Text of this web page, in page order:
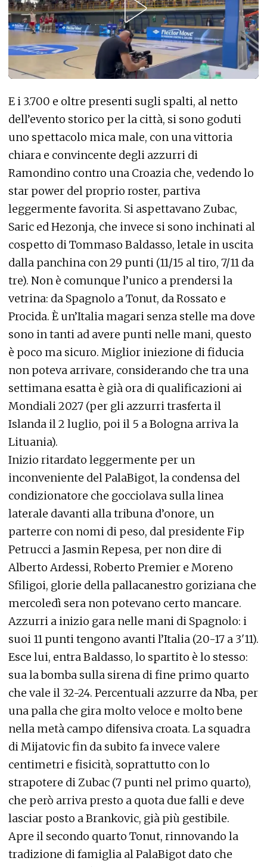
E i 3.700 e oltre presenti sugli spalti, al netto
dell’evento storico per la città, si sono goduti
uno spettacolo mica male, con una vittoria
chiara e convincente degli azzurri di
Ramondino contro una Croazia che, vedendo lo
star power del proprio roster, partiva
leggermente favorita. Si aspettavano Zubac,
Saric ed Hezonja, che invece si sono inchinati al
cospetto di Tommaso Baldasso, letale in uscita
dalla panchina con 29 punti (11/15 al tiro, 7/11 da
tre). Non è comunque l’unico a prendersi la
vetrina: da Spagnolo a Tonut, da Rossato e
Procida. È un’Italia magari senza stelle ma dove
sono in tanti ad avere punti nelle mani, questo
è poco ma sicuro. Miglior iniezione di fiducia
non poteva arrivare, considerando che tra una
settimana esatta è già ora di qualificazioni ai
Mondiali 2027 (per gli azzurri trasferta il
Islanda il 2 luglio, poi il 5 a Bologna arriva la
Lituania).
Inizio ritardato leggermente per un
inconveniente del PalaBigot, la condensa del
condizionatore che gocciolava sulla linea
laterale davanti alla tribuna d’onore, un
parterre con nomi di peso, dal presidente Fip
Petrucci a Jasmin Repesa, per non dire di
Alberto Ardessi, Roberto Premier e Moreno
Sfiligoi, glorie della pallacanestro goriziana che
mercoledì sera non potevano certo mancare.
Azzurri a inizio gara nelle mani di Spagnolo: i
suoi 11 punti tengono avanti l’Italia (20-17 a 3'11).
Esce lui, entra Baldasso, lo spartito è lo stesso:
sua la bomba sulla sirena di fine primo quarto
che vale il 32-24. Percentuali azzurre da Nba, per
una palla che gira molto veloce e molto bene
nella metà campo difensiva croata. La squadra
di Mijatovic fin da subito fa invece valere
centimetri e fisicità, soprattutto con lo
strapotere di Zubac (7 punti nel primo quarto),
che però arriva presto a quota due falli e deve
lasciar posto a Brankovic, già più gestibile.
Apre il secondo quarto Tonut, rinnovando la
tradizione di famiglia al PalaBigot dato che